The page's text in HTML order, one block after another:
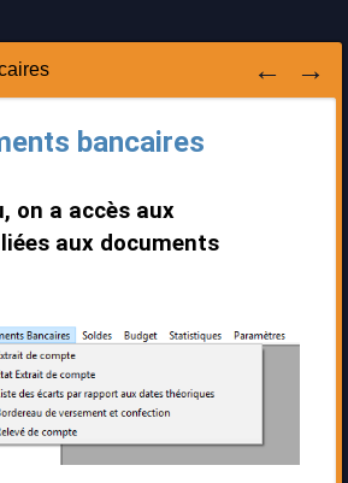
bancaires
on a accès aux
aux documents